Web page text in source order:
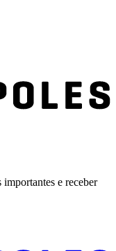
e receber